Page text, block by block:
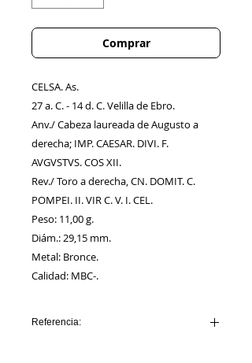
Comprar
CELSA. As.
27 a. C. - 14 d. C. Velilla de Ebro.
Anv./ Cabeza laureada de Augusto a
derecha; IMP. CAESAR. DIVI. F.
AVGVSTVS. COS XII.
Rev./ Toro a derecha, CN. DOMIT. C.
POMPEI. II. VIR C. V. I. CEL.
Peso: 11,00 g.
Diám.: 29,15 mm.
Metal: Bronce.
Calidad: MBC-.
Referencia: